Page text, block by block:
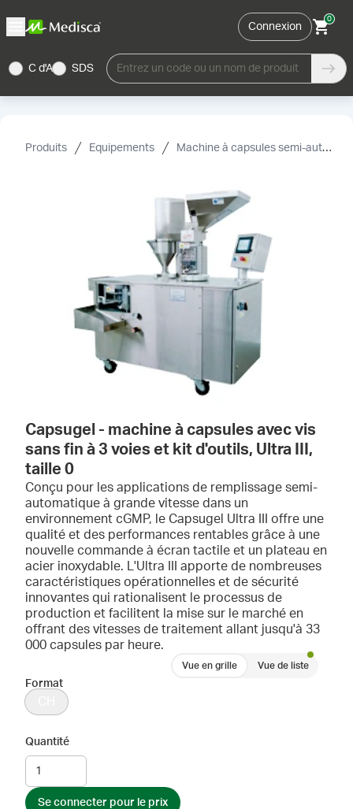
Connexion
0
C d'A SDS Entrez un code ou un nom de produit
Produits Equipements Machine à capsules semi-automatique et accessoires
Capsugel - machine à capsules avec vis
sans fin à 3 voies et kit d'outils, Ultra III,
taille 0
Conçu pour les applications de remplissage semi-
automatique à grande vitesse dans un
environnement cGMP, le Capsugel Ultra III offre une
qualité et des performances rentables grâce à une
nouvelle commande à écran tactile et un plateau en
acier inoxydable. L'Ultra III apporte de nombreuses
caractéristiques opérationnelles et de sécurité
innovantes qui rationalisent le processus de
production et facilitent la mise sur le marché en
offrant des vitesses de traitement allant jusqu'à 33
000 capsules par heure.
Vue en grille Vue de liste
Format
Quantité
Se connecter pour le prix